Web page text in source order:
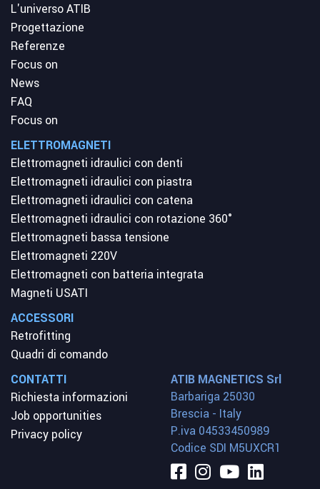
L'universo ATIB
Progettazione
Referenze
Focus on
News
FAQ
Focus on
ELETTROMAGNETI
Elettromagneti idraulici con denti
Elettromagneti idraulici con piastra
Elettromagneti idraulici con catena
Elettromagneti idraulici con rotazione 360°
Elettromagneti bassa tensione
Elettromagneti 220V
Elettromagneti con batteria integrata
Magneti USATI
ACCESSORI
Retrofitting
Quadri di comando
CONTATTI
Richiesta informazioni
Job opportunities
Privacy policy
ATIB MAGNETICS Srl
Barbariga 25030
Brescia - Italy
P.iva 04533450989
Codice SDI M5UXCR1